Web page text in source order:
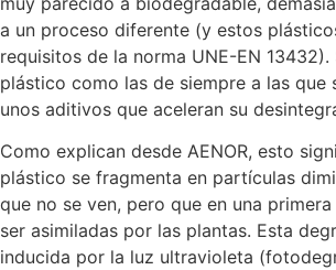
a un proceso diferente (y estos
requisitos de la norma UNE-EN 13432).
plástico como las de siempre a las que
unos aditivos que aceleran su
Como explican desde AENOR, esto
plástico se fragmenta en partículas
que no se ven, pero que en una
ser asimiladas por las plantas. Esta
inducida por la luz ultravioleta